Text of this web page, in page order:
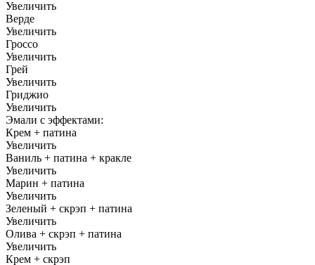
Увеличить
Верде
Увеличить
Гроссо
Увеличить
Грей
Увеличить
Гриджио
Увеличить
Эмали с эффектами:
Крем + патина
Увеличить
Ваниль + патина + кракле
Увеличить
Марин + патина
Увеличить
Зеленый + скрэп + патина
Увеличить
Олива + скрэп + патина
Увеличить
Крем + скрэп